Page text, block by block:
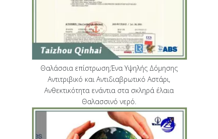
Θαλάσσια επίστρωση;Ένα Υψηλής Δόμησης
Αντιτριβικό και Αντιδιαβρωτικό Αστάρι,
Ανθεκτικότητα ενάντια στα σκληρά έλαια
Θαλασσινό νερό.